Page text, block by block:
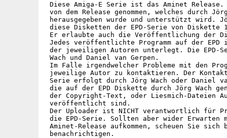
Diese Amiga-E Serie ist das Aminet
von dem Release genommen, welches durch
herausgegeben wurde und unterstützt wird.
diese Disketten der EPD-Serie von Diskette
Er erlaubte auch die Veröffentlichung der
Jedes veröffentlichte Programm auf der EPD
der jeweiligen Autoren unterlegt. Die EPD-
Wach und Daniel van Gerpen.
Im Falle irgendwelcher Probleme mit den
jeweilige Autor zu kontaktieren. Der Kontakt
Serie erfolgt durch Jörg Wach oder Daniel
die auf der EPD Diskette durch Jörg Wach
der Copyright-Text, oder Liesmich-Dateien
veröffentlicht sind.
Der Uploader ist NICHT verantwortlich für
die EPD-Serie. Sollten aber wider Erwarten
Aminet-Release aufkommen, scheuen Sie
benachrichtigen.